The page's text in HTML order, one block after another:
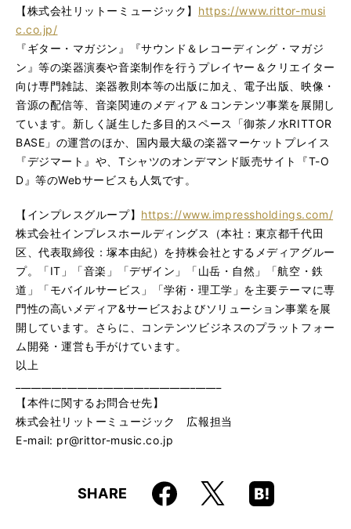
【株式会社リットーミュージック】 https://www.rittor-musi
c.co.jp/
『ギター・マガジン』『サウンド＆レコーディング・マガジ
ン』等の楽器演奏や音楽制作を行うプレイヤー＆クリエイター
向け専門雑誌、楽器教則本等の出版に加え、電子出版、映像・
音源の配信等、音楽関連のメディア＆コンテンツ事業を展開し
ています。新しく誕生した多目的スペース「御茶ノ水RITTOR
BASE」の運営のほか、国内最大級の楽器マーケットプレイス
『デジマート』や、Tシャツのオンデマンド販売サイト『T-O
D』等のWebサービスも人気です。
【インプレスグループ】 https://www.impressholdings.com/
株式会社インプレスホールディングス（本社：東京都千代田
区、代表取締役：塚本由紀）を持株会社とするメディアグルー
プ。「IT」「音楽」「デザイン」「山岳・自然」「航空・鉄
道」「モバイルサービス」「学術・理工学」を主要テーマに専
門性の高いメディア&サービスおよびソリューション事業を展
開しています。さらに、コンテンツビジネスのプラットフォー
ム開発・運営も手がけています。
以上
【本件に関するお問合せ先】
株式会社リットーミュージック 広報担当
E-mail: pr@rittor-music.co.jp
SHARE Faceboo
k
X
Hatena
Boo